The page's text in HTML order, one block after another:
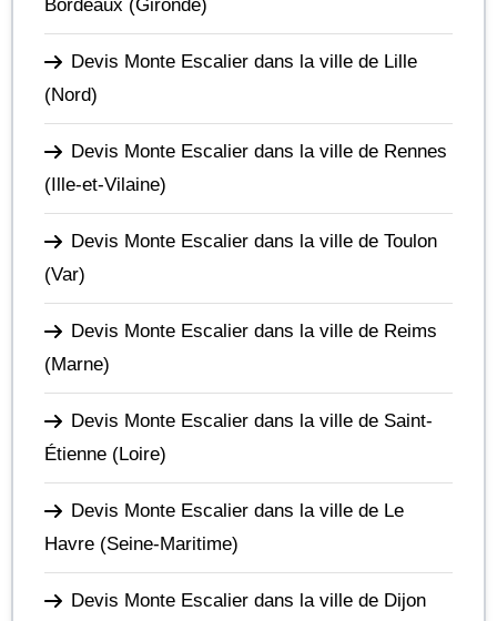
Bordeaux (Gironde)
Devis Monte Escalier dans la ville de Lille
(Nord)
Devis Monte Escalier dans la ville de Rennes
(Ille-et-Vilaine)
Devis Monte Escalier dans la ville de Toulon
(Var)
Devis Monte Escalier dans la ville de Reims
(Marne)
Devis Monte Escalier dans la ville de Saint-
Étienne (Loire)
Devis Monte Escalier dans la ville de Le
Havre (Seine-Maritime)
Devis Monte Escalier dans la ville de Dijon